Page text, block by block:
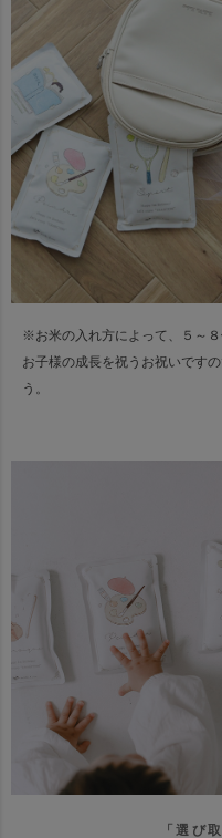
※お米の入れ方によって、５～８
お子様の成長を祝うお祝いです
う。
「選び